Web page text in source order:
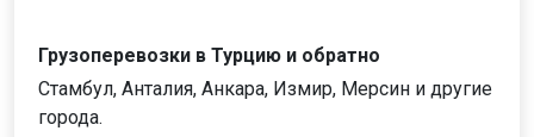
Грузоперевозки в Турцию и обратно
Стамбул, Анталия, Анкара, Измир, Мерсин и другие
города.